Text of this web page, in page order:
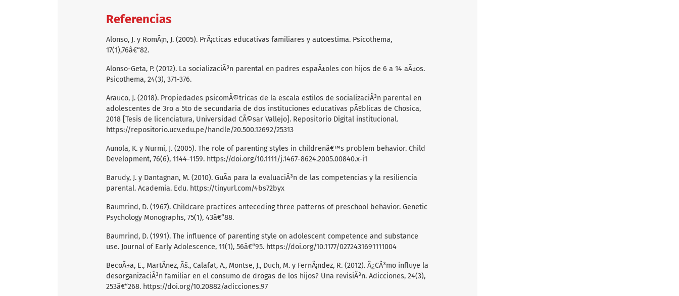
Referencias
Alonso, J. y RomÃ¡n, J. (2005). PrÃ¡cticas educativas familiares y autoestima. Psicothema,
17(1),76â€“82.
Alonso-Geta, P. (2012). La socializaciÃ³n parental en padres espaÃ±oles con hijos de 6 a 14 aÃ±os.
Psicothema, 24(3), 371-376.
Arauco, J. (2018). Propiedades psicomÃ©tricas de la escala estilos de socializaciÃ³n parental en
adolescentes de 3ro a 5to de secundaria de dos instituciones educativas pÃºblicas de Chosica,
2018 [Tesis de licenciatura, Universidad CÃ©sar Vallejo]. Repositorio Digital institucional.
https://repositorio.ucv.edu.pe/handle/20.500.12692/25313
Aunola, K. y Nurmi, J. (2005). The role of parenting styles in childrenâ€™s problem behavior. Child
Development, 76(6), 1144-1159. https://doi.org/10.1111/j.1467-8624.2005.00840.x-i1
Barudy, J. y Dantagnan, M. (2010). GuÃ­a para la evaluaciÃ³n de las competencias y la resiliencia
parental. Academia. Edu. https://tinyurl.com/4bs72byx
Baumrind, D. (1967). Childcare practices anteceding three patterns of preschool behavior. Genetic
Psychology Monographs, 75(1), 43â€“88.
Baumrind, D. (1991). The influence of parenting style on adolescent competence and substance
use. Journal of Early Adolescence, 11(1), 56â€“95. https://doi.org/10.1177/0272431691111004
BecoÃ±a, E., MartÃ­nez, Ãš., Calafat, A., Montse, J., Duch, M. y FernÃ¡ndez, R. (2012). Â¿CÃ³mo influye la
desorganizaciÃ³n familiar en el consumo de drogas de los hijos? Una revisiÃ³n. Adicciones, 24(3),
253â€“268. https://doi.org/10.20882/adicciones.97